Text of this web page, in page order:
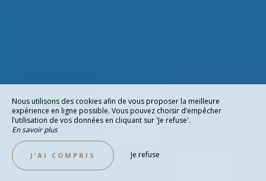
Nous utilisons des cookies afin de vous proposer la meilleure
expérience en ligne possible. Vous pouvez choisir d’empêcher
l’utilisation de vos données en cliquant sur 'Je refuse'.
En savoir plus
J’AI COMPRIS Je refuse